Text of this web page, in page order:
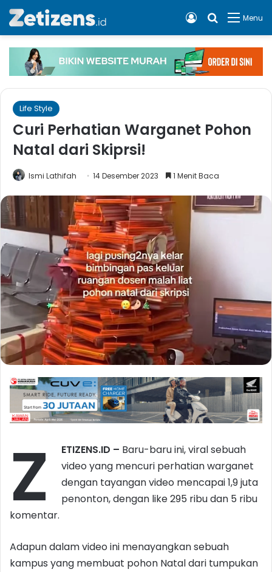
Menu
Cari apa,
Log In
Life Style
Curi Perhatian Warganet Pohon
Natal dari Skiprsi!
Ismi Lathifah 14 Desember 2023 1 Menit Baca
Z ETIZENS.ID – Baru-baru ini, viral sebuah
video yang mencuri perhatian warganet
dengan tayangan video mencapai 1,9 juta
penonton, dengan like 295 ribu dan 5 ribu
komentar.
Adapun dalam video ini menayangkan sebuah
kampus yang membuat pohon Natal dari tumpukan